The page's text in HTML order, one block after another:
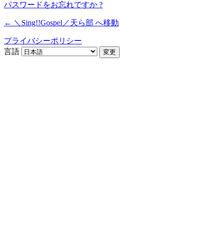
パスワードをお忘れですか ?
← ＼Sing!!Gospel／天ら部 へ移動
プライバシーポリシー
言語